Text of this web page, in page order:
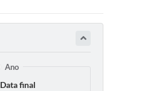
Ano
Data final